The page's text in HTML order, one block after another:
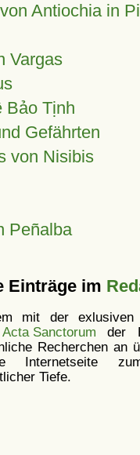
Antiochia in
Vargas
Bảo Tịnh
Gefährten
von Nisibis
Peñalba
Einträge im
mit der exlusiven
Acta Sanctorum der
Recherchen an
Internetseite
Tiefe.